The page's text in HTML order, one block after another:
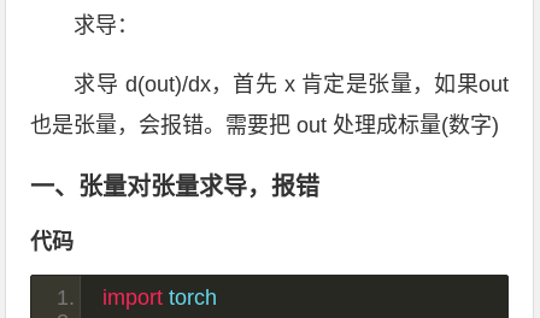
求导：
求导 d(out)/dx，首先 x 肯定是张量，如果out
也是张量，会报错。需要把 out 处理成标量(数字)
一、张量对张量求导，报错
代码
import torch